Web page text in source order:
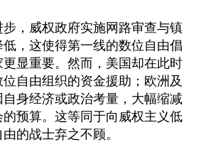
，威权政府实施网路审查与镇
，这使得第一线的数位自由倡
显重要。然而，美国却在此时
自由组织的资金援助；欧洲及
身经济或政治考量，大幅缩减
预算。这等同于向威权主义低
的战士弃之不顾。